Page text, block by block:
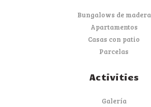
Bungalows de madera
Apartamentos
Casas con patio
Parcelas
Activities
Galería